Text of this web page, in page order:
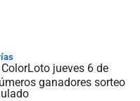
jueves 6 de
ganadores sorteo